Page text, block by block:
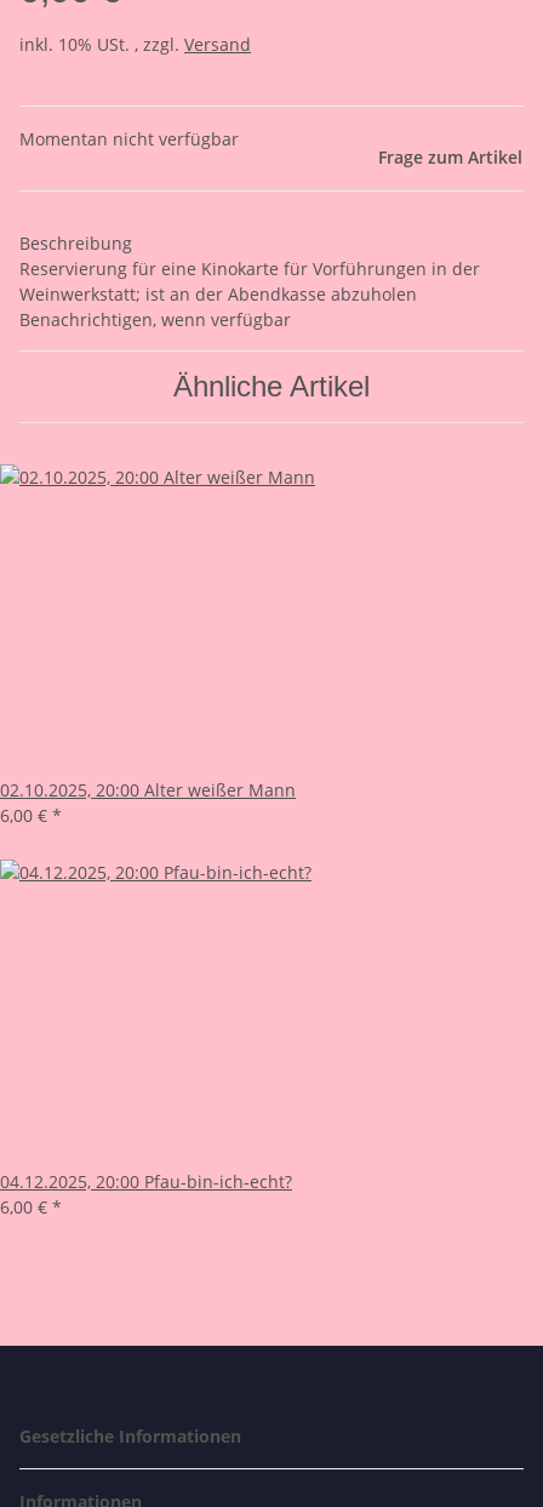
inkl. 10% USt. , zzgl. Versand
Momentan nicht verfügbar
Frage zum Artikel
Beschreibung
Reservierung für eine Kinokarte für Vorführungen in der
Weinwerkstatt; ist an der Abendkasse abzuholen
Benachrichtigen, wenn verfügbar
Ähnliche Artikel
02.10.2025, 20:00 Alter weißer Mann
6,00 € *
04.12.2025, 20:00 Pfau-bin-ich-echt?
6,00 € *
Gesetzliche Informationen
Informationen